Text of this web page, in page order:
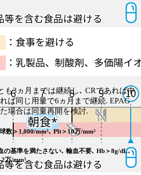
も3ヵ月までは継続し､ CRであれば中
ば同じ用量で6ヵ月まで継続. EPAG
場合は同量再開を検討.
数＞1,000/mm³､ Plt＞10万/mm³
の基準を満たさない､ 輸血不要､ Hb＞8g/dL､
万/mm³.
EPAG服用前4時
時間は摂取を避ける.